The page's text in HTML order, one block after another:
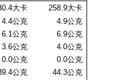
大卡 258.9大卡
4.4公克 4.9公克
6.1公克
6.9公克
3.6公克
4.0公克
0.0公克 0.0公克
公克
44.3公克